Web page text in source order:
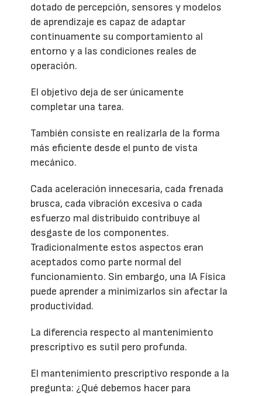
dotado de percepción, sensores y modelos
de aprendizaje es capaz de adaptar
continuamente su comportamiento al
entorno y a las condiciones reales de
operación.
El objetivo deja de ser únicamente
completar una tarea.
También consiste en realizarla de la forma
más eficiente desde el punto de vista
mecánico.
Cada aceleración innecesaria, cada frenada
brusca, cada vibración excesiva o cada
esfuerzo mal distribuido contribuye al
desgaste de los componentes.
Tradicionalmente estos aspectos eran
aceptados como parte normal del
funcionamiento. Sin embargo, una IA Física
puede aprender a minimizarlos sin afectar la
productividad.
La diferencia respecto al mantenimiento
prescriptivo es sutil pero profunda.
El mantenimiento prescriptivo responde a la
pregunta: ¿Qué debemos hacer para